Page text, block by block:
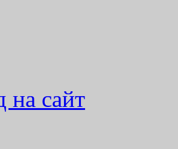
на сайт